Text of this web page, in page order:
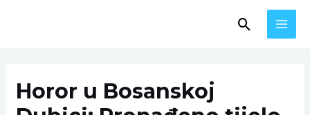
Search
Horor u Bosanskoj